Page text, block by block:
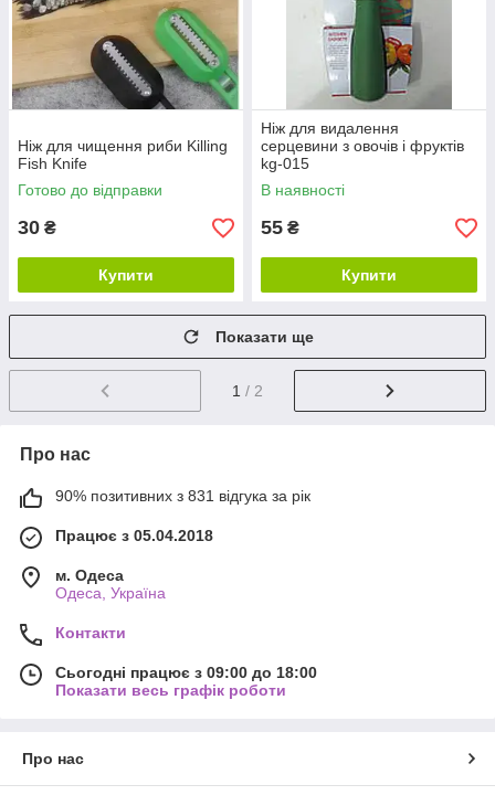
Ніж для чищення риби Killing
Fish Knife
Готово до відправки
30 ₴
Купити
Ніж для видалення
серцевини з овочів і фруктів
kg-015
В наявності
55 ₴
Купити
Показати ще
1 / 2
Про нас
90% позитивних з 831 відгука за рік
Працює з 05.04.2018
м. Одеса
Одеса, Україна
Контакти
Сьогодні працює з 09:00 до 18:00
Показати весь графік роботи
Про нас